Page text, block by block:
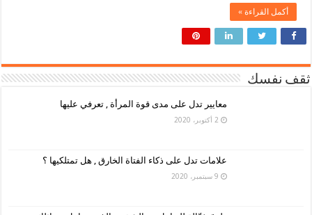
أكمل القراءة »
ثقف نفسك
معايير تدل على مدى قوة المرأة , تعرفي عليها
2 أكتوبر، 2020
علامات تدل على ذكاء الفتاة الخارق , هل تمتلكيها ؟
9 سبتمبر، 2020